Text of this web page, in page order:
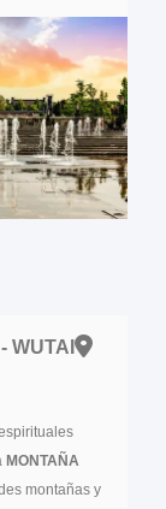
- WUTAI
MONTAÑA
montañas y